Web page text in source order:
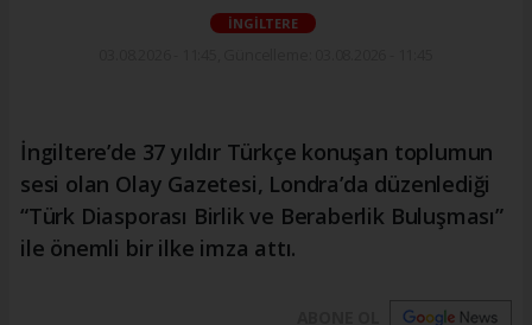
İNGİLTERE
İngiltere’de 37 yıldır Türkçe konuşan toplumun
sesi olan Olay Gazetesi, Londra’da düzenlediği
“Türk Diasporası Birlik ve Beraberlik Buluşması”
ile önemli bir ilke imza attı.